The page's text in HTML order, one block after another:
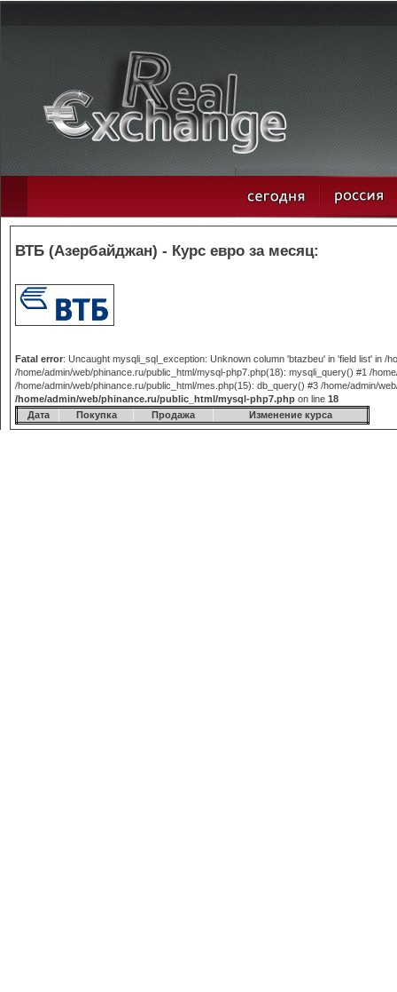
ВТБ (Азербайджан) - Курс евро за месяц:
Fatal error: Uncaught mysqli_sql_exception: Unknown column 'btazbeu' in 'field list' in
/home/admin/web/phinance.ru/public_html/mysql-php7.php(18): mysqli_query() #1 /
/home/admin/web/phinance.ru/public_html/mes.php(15): db_query() #3 /home/admin/
/home/admin/web/phinance.ru/public_html/mysql-php7.php on line 18
Дата
Покупка Продажа Изменение курса